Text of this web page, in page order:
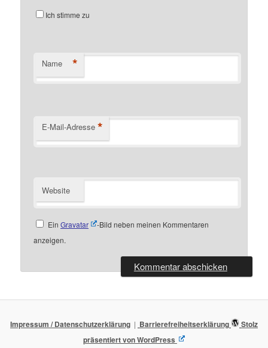
Ich stimme zu
Name *
E-Mail-Adresse *
Website
Ein Gravatar
-Bild neben meinen Kommentaren
anzeigen.
Impressum / Datenschutzerklärung Barrierefreiheitserklärung
Stolz
präsentiert von WordPress